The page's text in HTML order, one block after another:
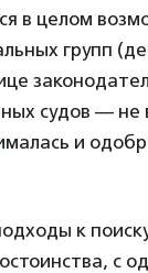
в целом
групп
судов — не
и
к
с